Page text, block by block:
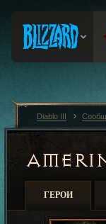
ГЕРОИ
Diablo III